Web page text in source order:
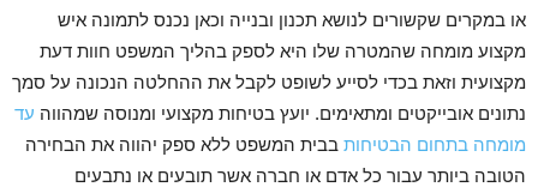
או במקרים שקשורים לנושא תכנון ובנייה וכאן נכנס לתמונה איש
מקצוע מומחה שהמטרה שלו היא לספק בהליך המשפט חוות דעת
מקצועית וזאת בכדי לסייע לשופט לקבל את ההחלטה הנכונה על סמך
נתונים אובייקטים ומתאימים. יועץ בטיחות מקצועי ומנוסה שמהווה עד
מומחה בתחום הבטיחות בבית המשפט ללא ספק יהווה את הבחירה
הטובה ביותר עבור כל אדם או חברה אשר תובעים או נתבעים